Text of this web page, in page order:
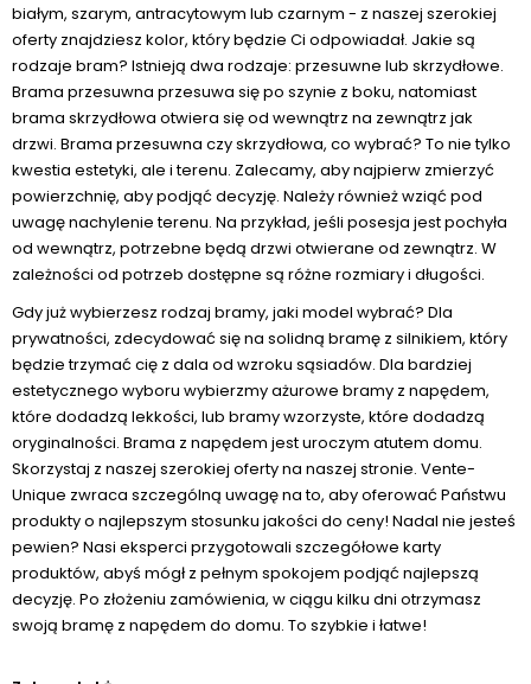
białym, szarym, antracytowym lub czarnym - z naszej szerokiej
oferty znajdziesz kolor, który będzie Ci odpowiadał. Jakie są
rodzaje bram? Istnieją dwa rodzaje: przesuwne lub skrzydłowe.
Brama przesuwna przesuwa się po szynie z boku, natomiast
brama skrzydłowa otwiera się od wewnątrz na zewnątrz jak
drzwi. Brama przesuwna czy skrzydłowa, co wybrać? To nie tylko
kwestia estetyki, ale i terenu. Zalecamy, aby najpierw zmierzyć
powierzchnię, aby podjąć decyzję. Należy również wziąć pod
uwagę nachylenie terenu. Na przykład, jeśli posesja jest pochyła
od wewnątrz, potrzebne będą drzwi otwierane od zewnątrz. W
zależności od potrzeb dostępne są różne rozmiary i długości.
Gdy już wybierzesz rodzaj bramy, jaki model wybrać? Dla
prywatności, zdecydować się na solidną bramę z silnikiem, który
będzie trzymać cię z dala od wzroku sąsiadów. Dla bardziej
estetycznego wyboru wybierzmy ażurowe bramy z napędem,
które dodadzą lekkości, lub bramy wzorzyste, które dodadzą
oryginalności. Brama z napędem jest uroczym atutem domu.
Skorzystaj z naszej szerokiej oferty na naszej stronie. Vente-
Unique zwraca szczególną uwagę na to, aby oferować Państwu
produkty o najlepszym stosunku jakości do ceny! Nadal nie jesteś
pewien? Nasi eksperci przygotowali szczegółowe karty
produktów, abyś mógł z pełnym spokojem podjąć najlepszą
decyzję. Po złożeniu zamówienia, w ciągu kilku dni otrzymasz
swoją bramę z napędem do domu. To szybkie i łatwe!